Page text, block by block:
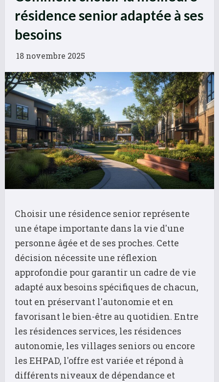
résidence senior adaptée à ses
besoins
18 novembre 2025
Choisir une résidence senior représente
une étape importante dans la vie d'une
personne âgée et de ses proches. Cette
décision nécessite une réflexion
approfondie pour garantir un cadre de vie
adapté aux besoins spécifiques de chacun,
tout en préservant l'autonomie et en
favorisant le bien-être au quotidien. Entre
les résidences services, les résidences
autonomie, les villages seniors ou encore
les EHPAD, l'offre est variée et répond à
différents niveaux de dépendance et